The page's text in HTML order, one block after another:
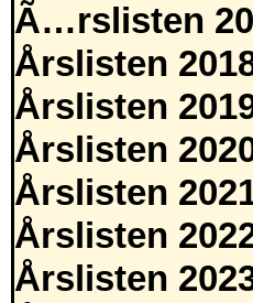
Ã…rslisten
Årslisten
Årslisten
Årslisten
Årslisten
Årslisten
Årslisten